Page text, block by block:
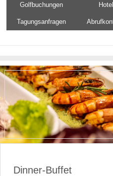
Golfbuchungen
Tagungsanfragen
Dinner-Buffet